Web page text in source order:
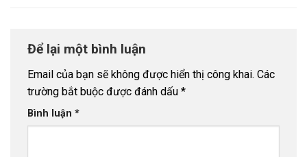
Để lại một bình luận
Email của bạn sẽ không được hiển thị công khai. Các
trường bắt buộc được đánh dấu *
Bình luận *